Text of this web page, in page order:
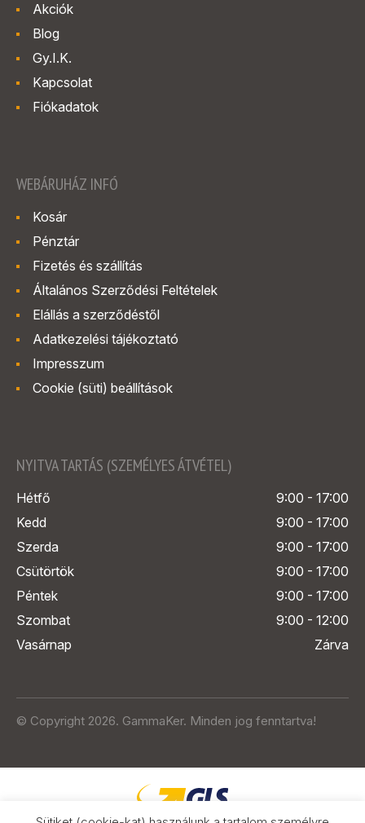
Akciók
Blog
Gy.I.K.
Kapcsolat
Fiókadatok
WEBÁRUHÁZ INFÓ
Kosár
Pénztár
Fizetés és szállítás
Általános Szerződési Feltételek
Elállás a szerződéstől
Adatkezelési tájékoztató
Impresszum
Cookie (süti) beállítások
NYITVA TARTÁS (SZEMÉLYES ÁTVÉTEL)
Hétfő
9:00 - 17:00
Kedd
9:00 - 17:00
Szerda
9:00 - 17:00
Csütörtök
9:00 - 17:00
Péntek
9:00 - 17:00
Szombat
9:00 - 12:00
Vasárnap
Zárva
© Copyright 2026. GammaKer. Minden jog fenntartva!